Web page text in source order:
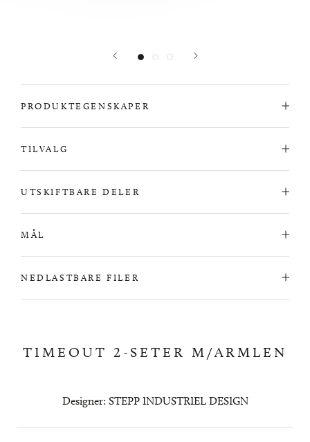
PRODUKTEGENSKAPER
TILVALG
UTSKIFTBARE DELER
MÅL
NEDLASTBARE FILER
TIMEOUT 2-SETER M/ARMLEN
Designer: STEPP INDUSTRIEL DESIGN